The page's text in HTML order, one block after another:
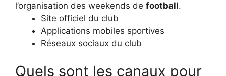
l’organisation des weekends de football.
Site officiel du club
Applications mobiles sportives
Réseaux sociaux du club
Quels sont les canaux pour